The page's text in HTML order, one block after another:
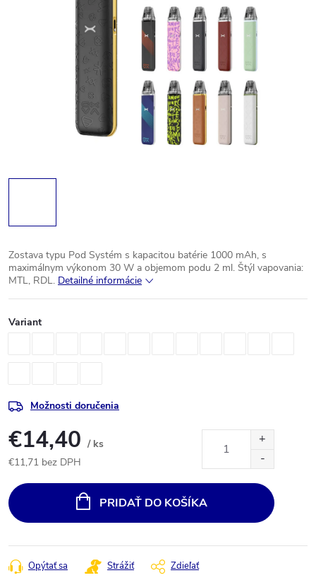
Zostava typu Pod Systém s kapacitou batérie 1000 mAh, s
maximálnym výkonom 30 W a objemom podu 2 ml. Štýl vapovania:
MTL, RDL. Detailné informácie
Variant
Možnosti doručenia
€14,40 / ks
€11,71 bez DPH
cena:
PRIDAŤ DO KOŠÍKA
Opýtať sa Strážiť Zdieľať